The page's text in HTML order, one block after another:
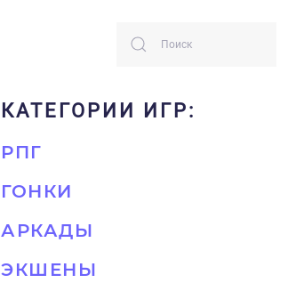
КАТЕГОРИИ ИГР:
РПГ
ГОНКИ
АРКАДЫ
ЭКШЕНЫ